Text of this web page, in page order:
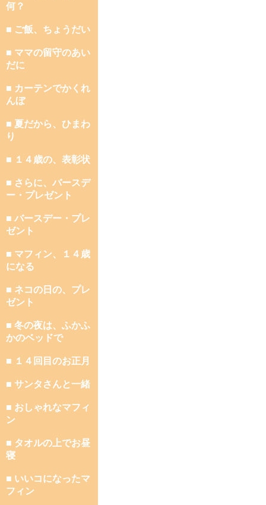
何？
■ ご飯、ちょうだい
■ ママの留守のあい
だに
■ カーテンでかくれ
んぼ
■ 夏だから、ひまわ
り
■ １４歳の、表彰状
■ さらに、バースデ
ー・プレゼント
■ バースデー・プレ
ゼント
■ マフィン、１４歳
になる
■ ネコの日の、プレ
ゼント
■ 冬の夜は、ふかふ
かのベッドで
■ １４回目のお正月
■ サンタさんと一緒
■ おしゃれなマフィ
ン
■ タオルの上でお昼
寝
■ いいコになったマ
フィン